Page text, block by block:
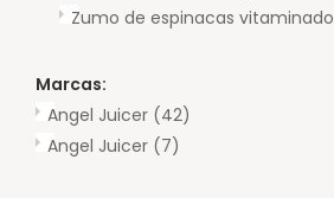
Zumo de espinacas vitaminado
Marcas:
Angel Juicer (42)
Angel Juicer (7)